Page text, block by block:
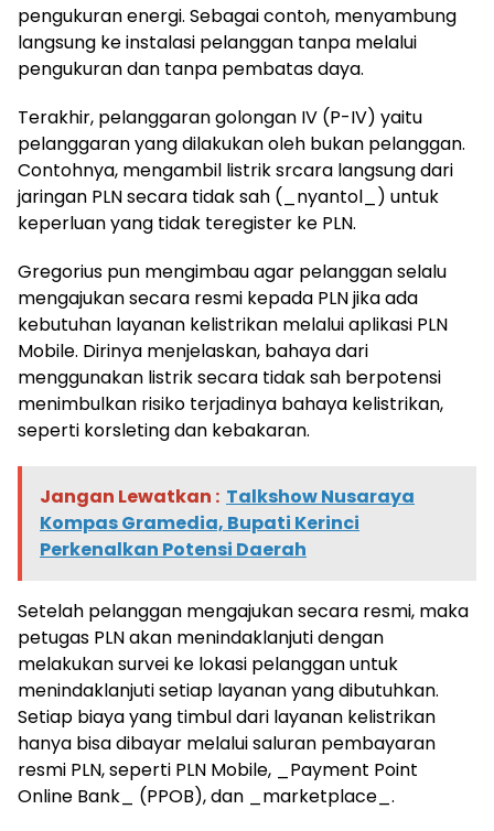
pengukuran energi. Sebagai contoh, menyambung
langsung ke instalasi pelanggan tanpa melalui
pengukuran dan tanpa pembatas daya.
Terakhir, pelanggaran golongan IV (P-IV) yaitu
pelanggaran yang dilakukan oleh bukan pelanggan.
Contohnya, mengambil listrik srcara langsung dari
jaringan PLN secara tidak sah (_nyantol_) untuk
keperluan yang tidak teregister ke PLN.
Gregorius pun mengimbau agar pelanggan selalu
mengajukan secara resmi kepada PLN jika ada
kebutuhan layanan kelistrikan melalui aplikasi PLN
Mobile. Dirinya menjelaskan, bahaya dari
menggunakan listrik secara tidak sah berpotensi
menimbulkan risiko terjadinya bahaya kelistrikan,
seperti korsleting dan kebakaran.
Jangan Lewatkan : Talkshow Nusaraya
Kompas Gramedia, Bupati Kerinci
Perkenalkan Potensi Daerah
Setelah pelanggan mengajukan secara resmi, maka
petugas PLN akan menindaklanjuti dengan
melakukan survei ke lokasi pelanggan untuk
menindaklanjuti setiap layanan yang dibutuhkan.
Setiap biaya yang timbul dari layanan kelistrikan
hanya bisa dibayar melalui saluran pembayaran
resmi PLN, seperti PLN Mobile, _Payment Point
Online Bank_ (PPOB), dan _marketplace_.